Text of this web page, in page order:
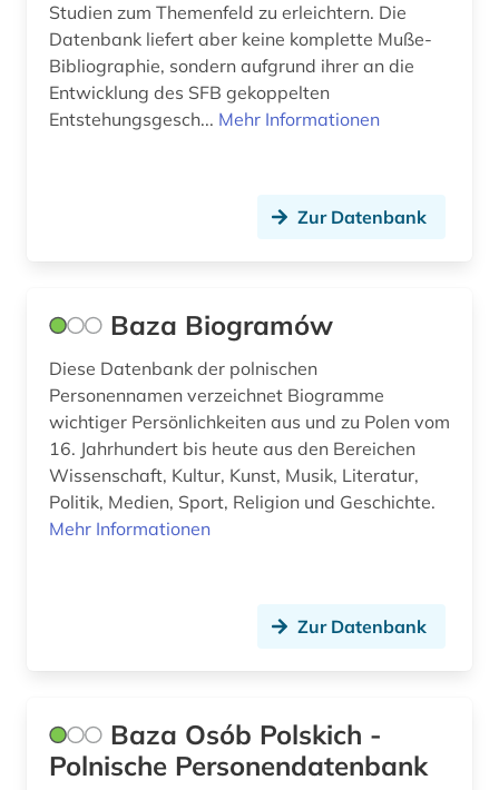
latein (3)
lehnwort (2)
leontev (1)
litauen (1)
literarischer verlag (1)
literatur (22)
lyrik (1)
mandarin (1)
Studien zum Themenfeld zu erleichtern. Die
Datenbank liefert aber keine komplette Muße-
Bibliographie, sondern aufgrund ihrer an die
Entwicklung des SFB gekoppelten
Entstehungsgesch... Mehr Informationen
Zur Datenbank
Baza Biogramów
Diese Datenbank der polnischen
Personennamen verzeichnet Biogramme
wichtiger Persönlichkeiten aus und zu Polen vom
16. Jahrhundert bis heute aus den Bereichen
Wissenschaft, Kultur, Kunst, Musik, Literatur,
Politik, Medien, Sport, Religion und Geschichte.
Mehr Informationen
Zur Datenbank
Baza Osób Polskich -
Polnische Personendatenbank